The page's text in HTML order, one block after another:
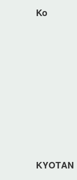
Ko
KYOTAN